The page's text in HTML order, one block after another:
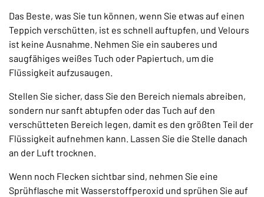
Das Beste, was Sie tun können, wenn Sie etwas auf einen
Teppich verschütten, ist es schnell auftupfen, und Velours
ist keine Ausnahme. Nehmen Sie ein sauberes und
saugfähiges weißes Tuch oder Papiertuch, um die
Flüssigkeit aufzusaugen.
Stellen Sie sicher, dass Sie den Bereich niemals abreiben,
sondern nur sanft abtupfen oder das Tuch auf den
verschütteten Bereich legen, damit es den größten Teil der
Flüssigkeit aufnehmen kann. Lassen Sie die Stelle danach
an der Luft trocknen.
Wenn noch Flecken sichtbar sind, nehmen Sie eine
Sprühflasche mit Wasserstoffperoxid und sprühen Sie auf